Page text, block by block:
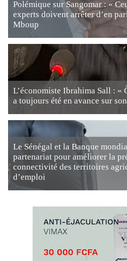
Polémique sur Sangomar : «
experts doivent arrêter d’en
Mboup
L’économiste Ibrahima Sall : «
a toujours été en avance sur
Le Sénégal et la Banque
partenariat pour améliorer la
connectivité des territoires
d’emploi